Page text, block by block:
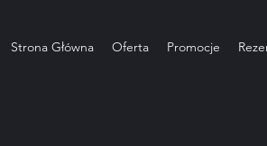
Strona Główna Oferta Promocje